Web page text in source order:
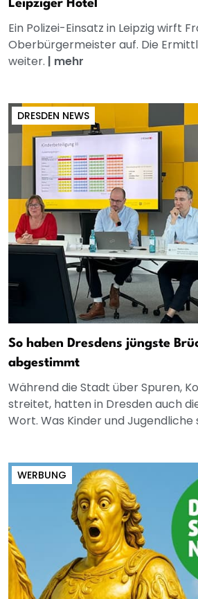
Leipziger Hotel
Ein Polizei-Einsatz in Leipzig wirft
Oberbürgermeister auf. Die
weiter. | mehr
DRESDEN NEWS
So haben Dresdens jüngste
abgestimmt
Während die Stadt über Spuren,
streitet, hatten in Dresden auch
Wort. Was Kinder und Jugendliche
WERBUNG